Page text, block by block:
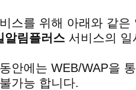
스를 위해 아래와 같
알림플러스 서비스의
안에는 WEB/WAP을
가능 합니다.